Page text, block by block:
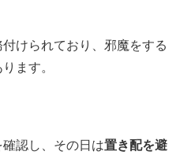
けられており、邪魔をする
ます。
認し、その日は置き配を避